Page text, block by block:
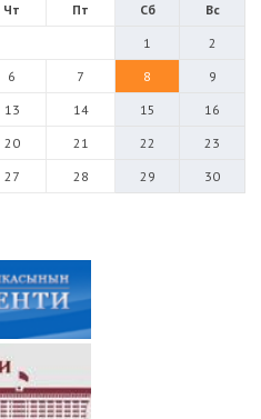
Чт Пт Сб
Вс
1
2
6 7 8
9
13 14 15
16
20 21 22
23
27 28 29
30